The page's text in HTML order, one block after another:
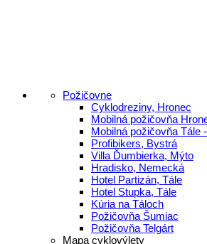
Požičovne
Cyklodreziny, Hronec
Mobilná požičovňa
Mobilná požičovňa Tále
Profibikers, Bystrá
Villa Ďumbierka, Mýto
Hradisko, Nemecká
Hotel Partizán, Tále
Hotel Stupka, Tále
Kúria na Táloch
Požičovňa Šumiac
Požičovňa Telgárt
Mapa cyklovýlety